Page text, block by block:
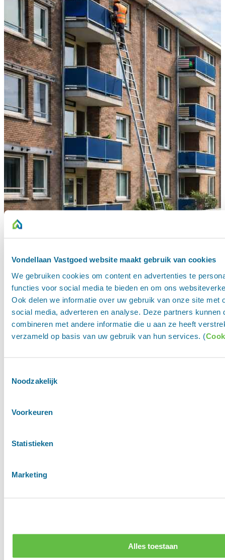
Vondellaan Vastgoed website maakt gebruik van cookies
We gebruiken cookies om content en advertenties te
functies voor social media te bieden en om ons
Ook delen we informatie over uw gebruik van onze site met
social media, adverteren en analyse. Deze partners kunnen
combineren met andere informatie die u aan ze heeft
verzameld op basis van uw gebruik van hun services. (
Noodzakelijk
Voorkeuren
Statistieken
Marketing
Alles toestaan